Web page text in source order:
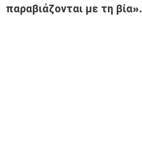
παραβιάζονται με τη βία».